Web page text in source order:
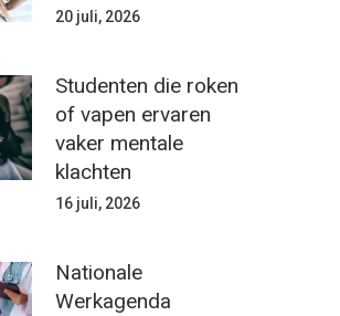
20 juli, 2026
Studenten die roken
of vapen ervaren
vaker mentale
klachten
16 juli, 2026
Nationale
Werkagenda